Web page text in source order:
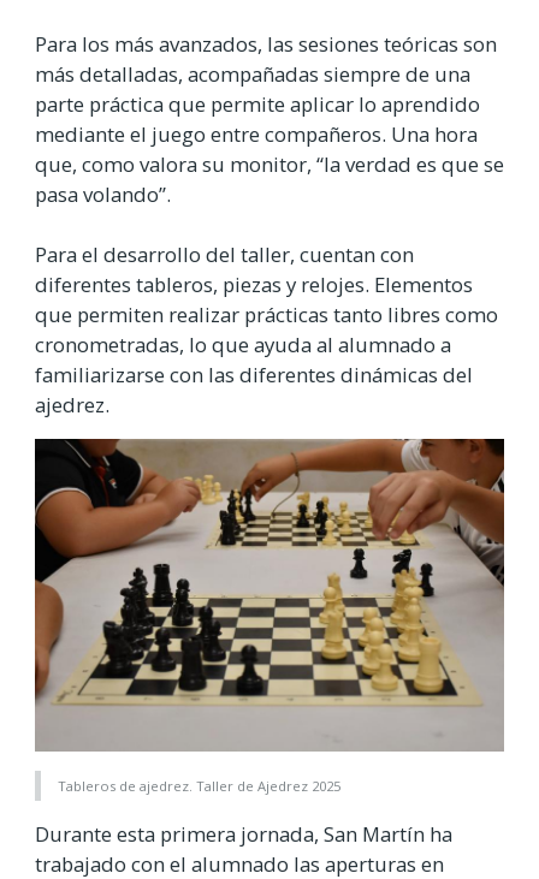
Para los más avanzados, las sesiones teóricas son
más detalladas, acompañadas siempre de una
parte práctica que permite aplicar lo aprendido
mediante el juego entre compañeros. Una hora
que, como valora su monitor, “la verdad es que se
pasa volando”.
Para el desarrollo del taller, cuentan con
diferentes tableros, piezas y relojes. Elementos
que permiten realizar prácticas tanto libres como
cronometradas, lo que ayuda al alumnado a
familiarizarse con las diferentes dinámicas del
ajedrez.
Tableros de ajedrez. Taller de Ajedrez 2025
Durante esta primera jornada, San Martín ha
trabajado con el alumnado las aperturas en